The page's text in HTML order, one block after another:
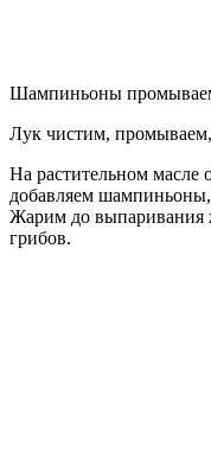
Шампиньоны
Лук чистим,
На растительном масле
добавляем
Жарим до выпаривания
грибов.